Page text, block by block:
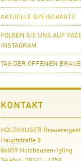
AKTUELLE SPEISEKARTE
FOLGEN SIE UNS AUF
INSTAGRAM
TAG DER OFFENEN
KONTAKT
HOLZHAUSER
Hauptstraße 8
86859 Holzhausen-Igling